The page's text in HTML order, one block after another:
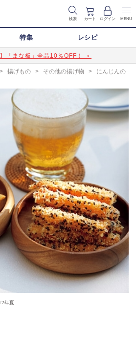
検索 カート ログイン MENU
特集 レシピ
「まな板」全品10％OFF！ ＞
> 揚げもの > その他の揚げ物 >
にんじんの
年夏